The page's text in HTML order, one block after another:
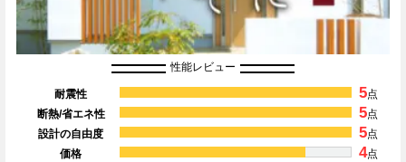
性能レビュー
耐震性 5点
断熱/省エネ性
5点
設計の自由度
5点
価格
4点